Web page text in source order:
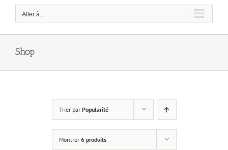
Aller à...
Shop
Trier par Popularité
Montrer 6 produits